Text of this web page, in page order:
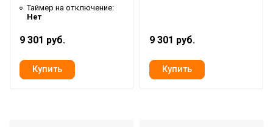
Ширина товара
площадью до
15
Таймер на отключение:
Нет
9 301 руб. 9 301 руб.